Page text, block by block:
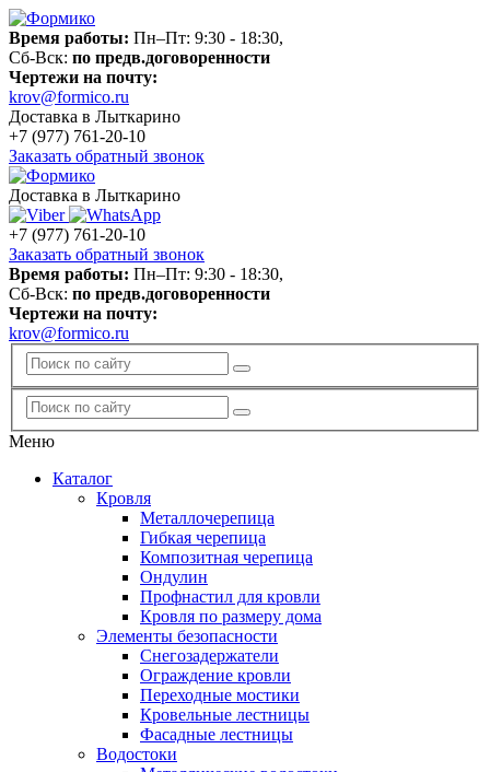
Время работы: Пн–Пт: 9:30 - 18:30,
Сб-Вск: по предв.договоренности
Чертежи на почту:
krov@formico.ru
Доставка в Лыткарино
+7 (977) 761-20-10
Заказать обратный звонок
Доставка в Лыткарино
+7 (977) 761-20-10
Заказать обратный звонок
Время работы: Пн–Пт: 9:30 - 18:30,
Сб-Вск: по предв.договоренности
Чертежи на почту:
krov@formico.ru
Меню
Каталог
Кровля
Металлочерепица
Гибкая черепица
Композитная черепица
Ондулин
Профнастил для кровли
Кровля по размеру дома
Элементы безопасности
Снегозадержатели
Ограждение кровли
Переходные мостики
Кровельные лестницы
Фасадные лестницы
Водостоки